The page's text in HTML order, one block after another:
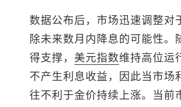
数据公布后，市场迅速调整对
除未来数月内降息的可能性
得支撑， 美元指数维持高位运
不产生利息收益，因此当市场
往不利于金价持续上涨。当前